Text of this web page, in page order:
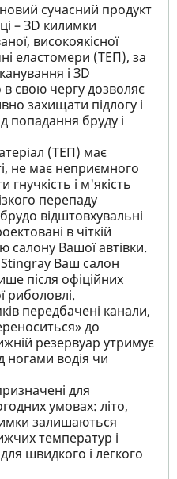
сучасний продукт
– ЗD килимки
високоякісної
еластомери (ТЕП), за
і ЗD
свою чергу дозволяє
захищати підлогу і
попадання бруду і
(ТЕП) має
не має неприємного
гнучкість і м'якість
перепаду
відштовхувальні
в чіткій
салону Вашої автівки.
Ваш салон
після офіційних
риболовлі.
передбачені канали,
до
резервуар утримує
ногами водія чи
для
умовах: літо,
залишаються
температур і
швидкого і легкого